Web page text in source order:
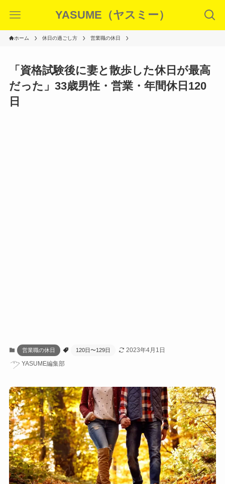
YASUME（ヤスミー）
ホーム 休日の過ごし方 営業職の休日
「資格試験後に妻と散歩した休日が最高
だった」33歳男性・営業・年間休日120
日
営業職の休日 120日〜129日
2023年4月1日
YASUME編集部